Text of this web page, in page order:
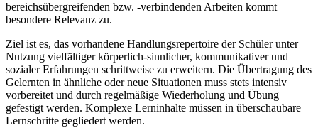
bereichsübergreifenden bzw. -verbindenden Arbeiten kommt
besondere Relevanz zu.
Ziel ist es, das vorhandene Handlungsrepertoire der Schüler unter
Nutzung vielfältiger körperlich-sinnlicher, kommunikativer und
sozialer Erfahrungen schrittweise zu erweitern. Die Übertragung des
Gelernten in ähnliche oder neue Situationen muss stets intensiv
vorbereitet und durch regelmäßige Wiederholung und Übung
gefestigt werden. Komplexe Lerninhalte müssen in überschaubare
Lernschritte gegliedert werden.